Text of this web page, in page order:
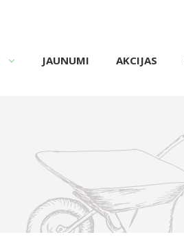
JAUNUMI AKCIJAS